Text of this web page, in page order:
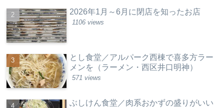
2026年1月～6月に閉店を知ったお店
1106 views
とし食堂／アルパーク西棟で喜多方ラー
メンを（ラーメン・西区井口明神）
571 views
ぶしけん食堂／肉系おかずの盛りがいい